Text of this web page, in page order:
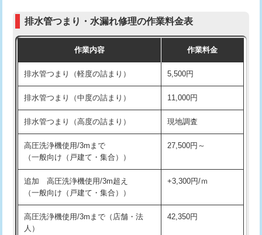
追加人工 16,500円
現場見積
※給水管工事は20mmまでの価格です。
交換・取付（その他部品） 11,000円+材料費
持込商品取付（単水栓） 13,200円
持込商品取付（混合水栓） 16,500円
持込商品取付（浄水器・分岐水栓） 16,500円
給水管工事※（ホール加工) 16,500円
給水管工事※（バンド止め) 3,300円
給水管工事※（支持金具設置)
給水管工事※（保温材使用（バンド止
め込み）)
5,500円
給水管工事※（土の掘削・埋め戻し作
業)
11,000円
排水管つまり・水漏れ修理の作業料金表
作業内容 作業料金
排水管つまり（軽度の詰まり） 5,500円
排水管つまり（中度の詰まり） 11,000円
排水管つまり（高度の詰まり） 現地調査
高圧洗浄機使用/3mまで
（一般向け（戸建て・集合））
27,500円～
追加 高圧洗浄機使用/3m超え
（一般向け（戸建て・集合））
+3,300円/ｍ
高圧洗浄機使用/3mまで（店舗・法
人）
42,350円